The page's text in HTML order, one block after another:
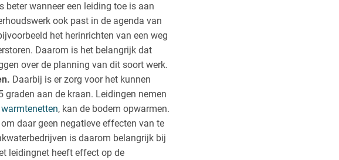
beter wanneer een leiding toe is aan
ook past in de agenda van
het herinrichten van een weg
Daarom is het belangrijk dat
over de planning van dit soort werk.
Daarbij is er zorg voor het kunnen
graden aan de kraan. Leidingen nemen
warmtenetten, kan de bodem opwarmen.
daar geen negatieve effecten van te
is daarom belangrijk bij
leidingnet heeft effect op de